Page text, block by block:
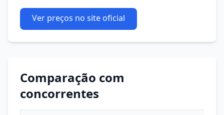
Ver preços no site oficial
Comparação com
concorrentes